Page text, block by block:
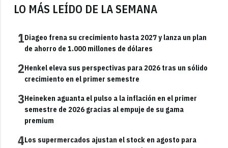
LO MÁS LEÍDO DE LA SEMANA
1Diageo frena su crecimiento hasta 2027 y lanza un plan
de ahorro de 1.000 millones de dólares
2Henkel eleva sus perspectivas para 2026 tras un sólido
crecimiento en el primer semestre
3Heineken aguanta el pulso a la inflación en el primer
semestre de 2026 gracias al empuje de su gama
premium
4Los supermercados ajustan el stock en agosto para